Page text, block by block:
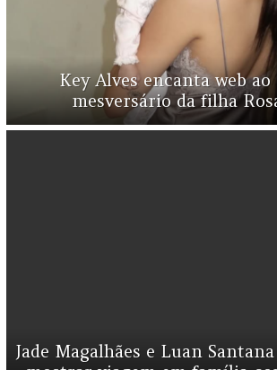
Key Alves encanta web
mesversário da filha
Jade Magalhães e Luan